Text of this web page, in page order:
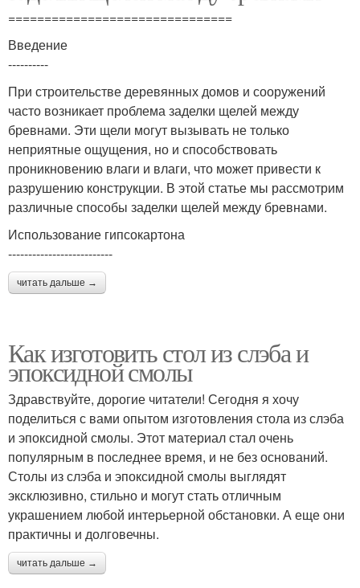
===============================
Введение
----------
При строительстве деревянных домов и сооружений
часто возникает проблема заделки щелей между
бревнами. Эти щели могут вызывать не только
неприятные ощущения, но и способствовать
проникновению влаги и влаги, что может привести к
разрушению конструкции. В этой статье мы рассмотрим
различные способы заделки щелей между бревнами.
Использование гипсокартона
--------------------------
читать дальше →
Как изготовить стол из слэба и
эпоксидной смолы
Здравствуйте, дорогие читатели! Сегодня я хочу
поделиться с вами опытом изготовления стола из слэба
и эпоксидной смолы. Этот материал стал очень
популярным в последнее время, и не без оснований.
Столы из слэба и эпоксидной смолы выглядят
эксклюзивно, стильно и могут стать отличным
украшением любой интерьерной обстановки. А еще они
практичны и долговечны.
читать дальше →